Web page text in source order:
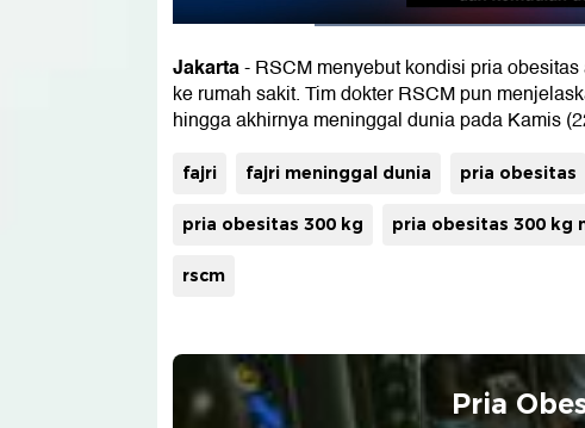
Jakarta- RSCM menyebut kondisi pria
ke rumah sakit. Tim dokter RSCM pun
hingga akhirnya meninggal dunia pada Kamis
fajri fajri meninggal dunia pria obesitas
pria obesitas 300 kg pria obesitas 300 kg
rscm
Pria